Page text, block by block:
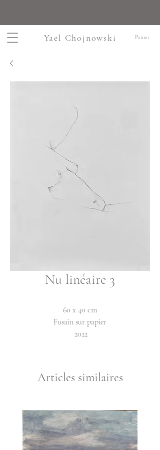
Yael Chojnowski Panier
Nu linéaire 3
60 x 40 cm
Fusain sur papier
2022
Articles similaires